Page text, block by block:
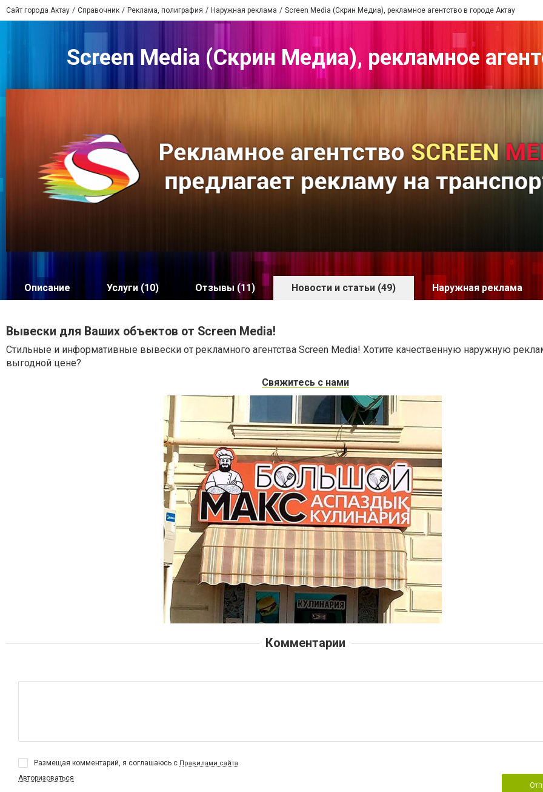
Сайт города Актау Справочник Реклама, полиграфия Наружная реклама Screen Media (Скрин Медиа), рекламное агентство в городе Актау
Screen Media (Скрин Медиа), рекламное
Описание Услуги (10) Отзывы (11) Новости и статьи (49) Наружная реклама
Вывески для Ваших объектов от Screen Media!
Стильные и информативные вывески от рекламного агентства Screen Media! Хотите качественную наружную
выгодной цене?
Свяжитесь с нами
Комментарии
Размещая комментарий, я соглашаюсь с Правилами сайта
Авторизоваться